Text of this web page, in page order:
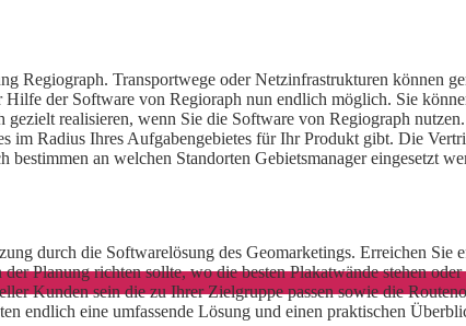
Regiograph. Transportwege oder Netzinfrastrukturen können
der Software von Regioraph nun endlich möglich. Sie
realisieren, wenn Sie die Software von Regiograph
im Radius Ihres Aufgabengebietes für Ihr Produkt gibt. Die
an welchen Standorten Gebietsmanager eingesetzt
durch die Softwarelösung des Geomarketings. Erreichen Sie
Planung richten sollte, wo die besten Plakatwände stehen
Kunden sein die zu Ihrer Zielgruppe passen sowie die
endlich eine umfassende Lösung und einen praktischen